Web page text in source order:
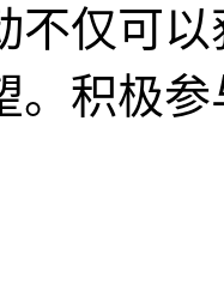
不仅可
。积极